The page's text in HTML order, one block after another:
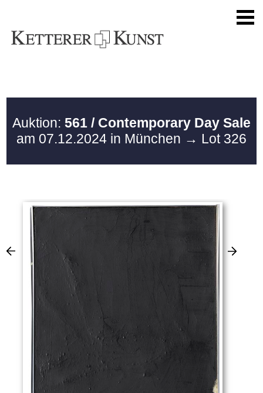
Auktion: 561 / Contemporary Day Sale
am 07.12.2024 in München → Lot 326